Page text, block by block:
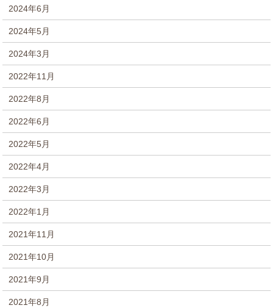
2024年6月
2024年5月
2024年3月
2022年11月
2022年8月
2022年6月
2022年5月
2022年4月
2022年3月
2022年1月
2021年11月
2021年10月
2021年9月
2021年8月